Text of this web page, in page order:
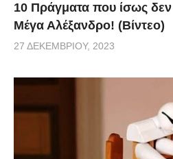
10 Πράγματα που ίσως δεν
Μέγα Αλέξανδρο! (Βίντεο)
27 ΔΕΚΕΜΒΡΊΟΥ, 2023